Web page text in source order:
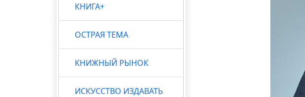
КНИГА+
ОСТРАЯ ТЕМА
КНИЖНЫЙ РЫНОК
ИСКУССТВО ИЗДАВАТЬ